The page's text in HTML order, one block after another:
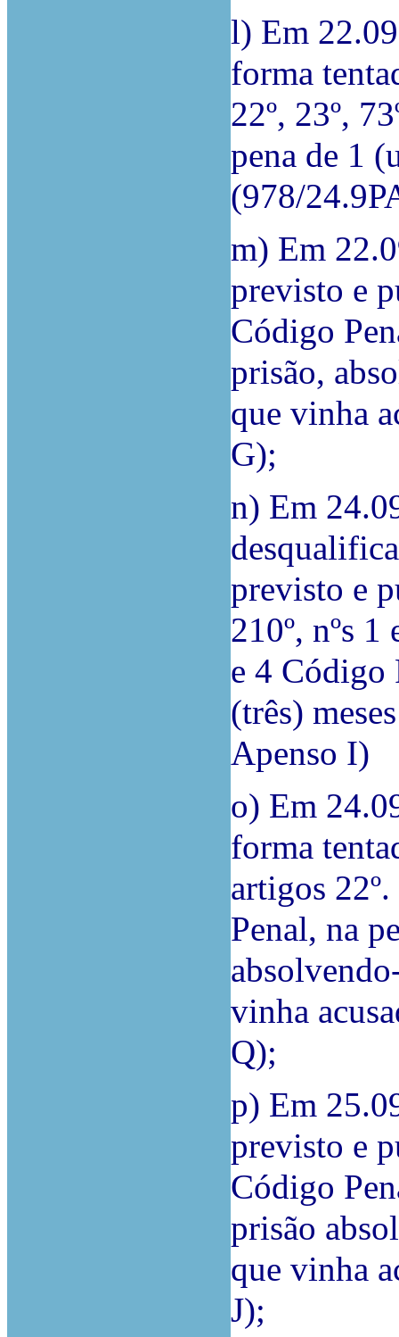
l) Em
forma
22º, 23º,
pena de 1
(978/
m) Em
previsto e
Código
prisão,
que vinha
G);
n) Em
previsto e
210º, nºs
e 4 Código
(três)
Apenso I)
o) Em
forma
artigos
Penal, na
vinha
Q);
p) Em
previsto e
Código
prisão
que vinha
J);